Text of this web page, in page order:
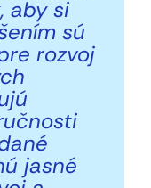
aby si
sú
rozvoj
jasné